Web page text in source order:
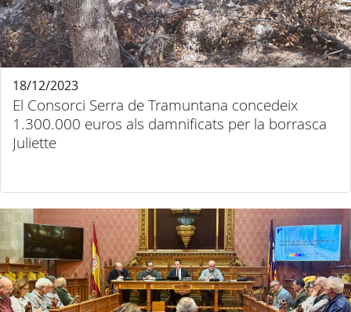
El Consorci Serra de Tramuntana concedeix
1.300.000 euros als damnificats per la borrasca
Juliette
18/12/2023